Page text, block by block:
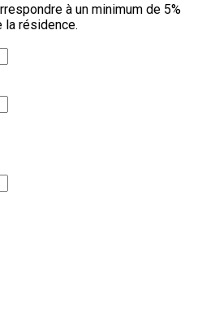
à un minimum de 5%
la résidence.